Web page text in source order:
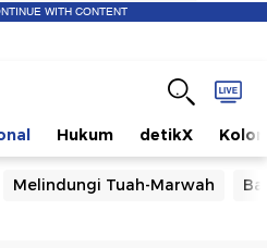
WITH CONTENT
Hukum detikX
Melindungi Tuah-Marwah